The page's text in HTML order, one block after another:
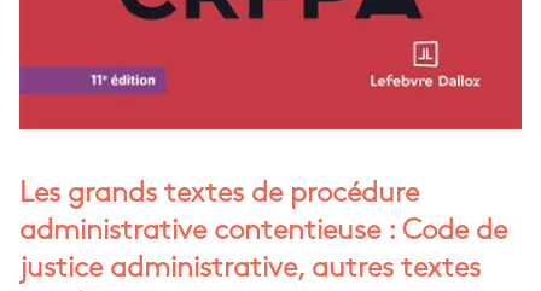
Les grands textes de procédure
administrative contentieuse : Code de
justice administrative, autres textes